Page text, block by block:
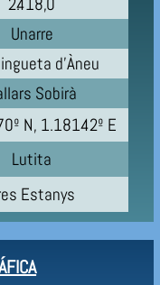
2.418,0
Unarre
d'Àneu
Sobirà
N, 1.18142º E
Lutita
Estanys